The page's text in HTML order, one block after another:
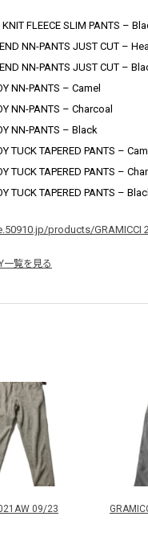
KNIT FLEECE SLIM PANTS –
NN-PANTS JUST CUT –
NN-PANTS JUST CUT –
NN-PANTS – Camel
NN-PANTS – Charcoal
NN-PANTS – Black
TUCK TAPERED PANTS –
TUCK TAPERED PANTS –
TUCK TAPERED PANTS –
products/GRAMICCI
一覧を見る
09/23